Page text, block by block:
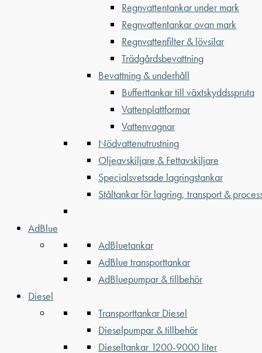
Regnvattentankar under mark
Regnvattentankar ovan mark
Regnvattenfilter & lövsilar
Trädgårdsbevattning
Bevattning & underhåll
Bufferttankar till växtskyddsspruta
Vattenplattformar
Vattenvagnar
Nödvattenutrustning
Oljeavskiljare & Fettavskiljare
Specialsvetsade lagringstankar
Ståltankar för lagring, transport &
AdBlue
AdBluetankar
AdBlue transporttankar
AdBluepumpar & tillbehör
Diesel
Transporttankar Diesel
Dieselpumpar & tillbehör
Dieseltankar 1200-9000 liter